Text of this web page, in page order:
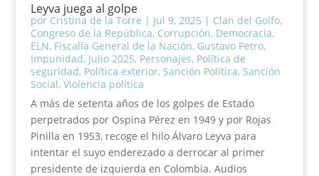
Leyva juega al golpe
por Cristina de la Torre | Jul 9, 2025 | Clan del Golfo,
Congreso de la República, Corrupción, Democracia,
ELN, Fiscalía General de la Nación, Gustavo Petro,
Impunidad, Julio 2025, Personajes, Política de
seguridad, Política exterior, Sanción Política, Sanción
Social, Violencia política
A más de setenta años de los golpes de Estado
perpetrados por Ospina Pérez en 1949 y por Rojas
Pinilla en 1953, recoge el hilo Álvaro Leyva para
intentar el suyo enderezado a derrocar al primer
presidente de izquierda en Colombia. Audios